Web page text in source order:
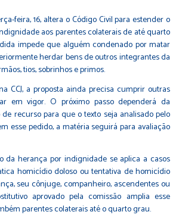
feira, 16, altera o Código Civil para estender o
aos parentes colaterais de até quarto
impede que alguém condenado por matar
herdar bens de outros integrantes da
tios, sobrinhos e primos.
CCJ, a proposta ainda precisa cumprir outras
em vigor. O próximo passo dependerá da
recurso para que o texto seja analisado pelo
esse pedido, a matéria seguirá para avaliação
da herança por indignidade se aplica a casos
homicídio doloso ou tentativa de homicídio
seu cônjuge, companheiro, ascendentes ou
aprovado pela comissão amplia esse
parentes colaterais até o quarto grau.